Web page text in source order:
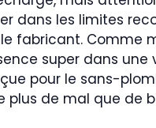
dans les limites
fabricant. Comme
super dans une
pour le sans-
plus de mal que de